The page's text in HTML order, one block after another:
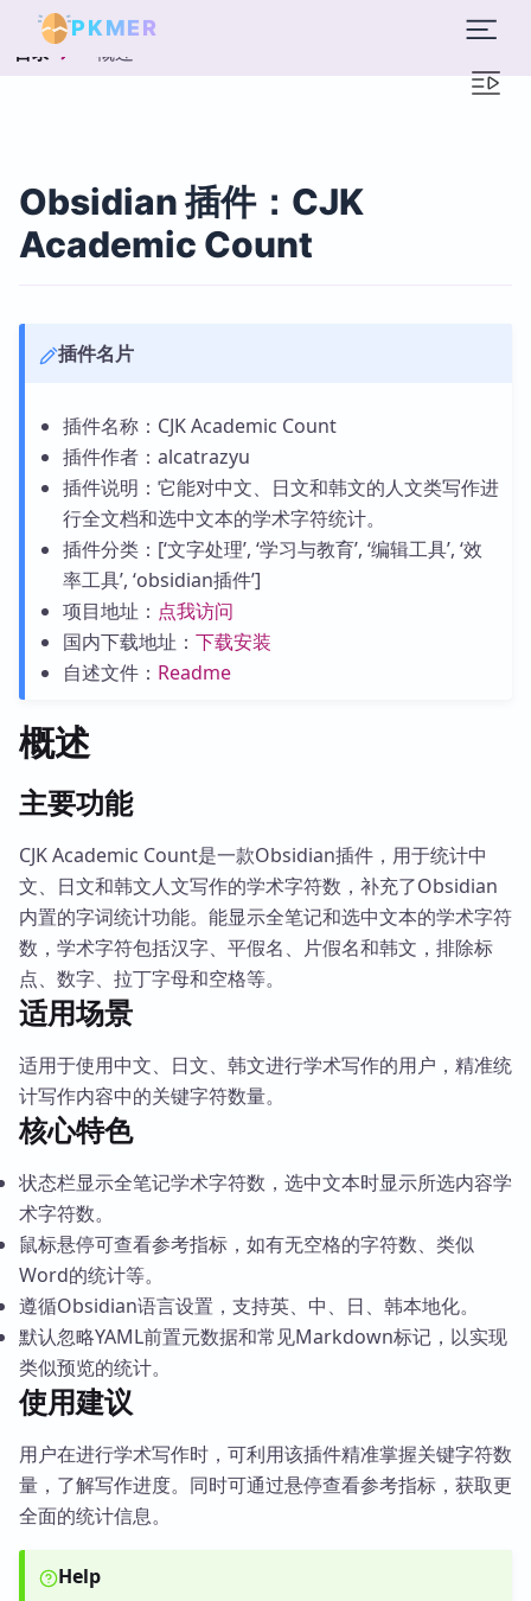
PKMER
目录 概述
Obsidian 插件：CJK
Academic Count
插件名片
插件名称：CJK Academic Count
插件作者：alcatrazyu
插件说明：它能对中文、日文和韩文的人文类写作进
行全文档和选中文本的学术字符统计。
插件分类：[‘文字处理’, ‘学习与教育’, ‘编辑工具’, ‘效
率工具’, ‘obsidian插件’]
项目地址： 点我访问
国内下载地址： 下载安装
自述文件： Readme
概述
主要功能
CJK Academic Count是一款Obsidian插件，用于统计中
文、日文和韩文人文写作的学术字符数，补充了Obsidian
内置的字词统计功能。能显示全笔记和选中文本的学术字符
数，学术字符包括汉字、平假名、片假名和韩文，排除标
点、数字、拉丁字母和空格等。
适用场景
适用于使用中文、日文、韩文进行学术写作的用户，精准统
计写作内容中的关键字符数量。
核心特色
状态栏显示全笔记学术字符数，选中文本时显示所选内容学
术字符数。
鼠标悬停可查看参考指标，如有无空格的字符数、类似
Word的统计等。
遵循Obsidian语言设置，支持英、中、日、韩本地化。
默认忽略YAML前置元数据和常见Markdown标记，以实现
类似预览的统计。
使用建议
用户在进行学术写作时，可利用该插件精准掌握关键字符数
量，了解写作进度。同时可通过悬停查看参考指标，获取更
全面的统计信息。
Help